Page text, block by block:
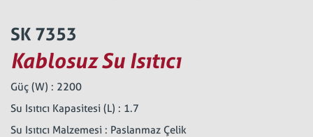
SK 7353
Kablosuz Su Isıtıcı
Güç (W) : 2200
Su Isıtıcı Kapasitesi (L) : 1.7
Su Isıtıcı Malzemesi : Paslanmaz Çelik